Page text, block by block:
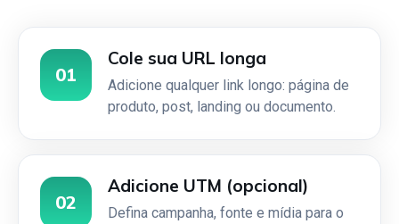
01
Cole sua URL longa
Adicione qualquer link longo: página de
produto, post, landing ou documento.
02
Adicione UTM (opcional)
Defina campanha, fonte e mídia para o